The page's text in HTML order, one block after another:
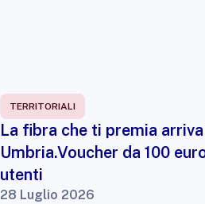
TERRITORIALI
La fibra che ti premia
Umbria.Voucher da 100
utenti
28 Luglio 2026